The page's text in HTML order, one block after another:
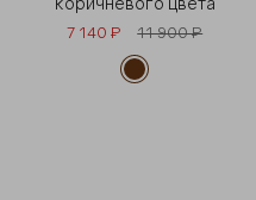
7 140 ₽ 11 900 ₽